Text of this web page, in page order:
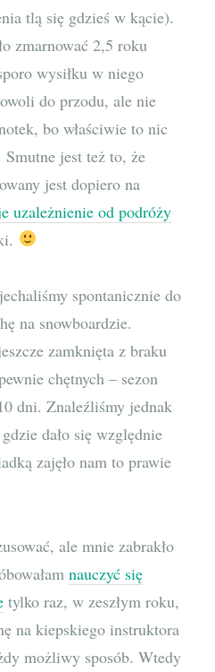
tlą się gdzieś w kącie).
zmarnować 2,5 roku
wysiłku w niego
do przodu, ale nie
bo właściwie to nic
Smutne jest też to, że
jest dopiero na
uzależnienie od podróży
spontanicznie do
na snowboardzie.
zamknięta z braku
chętnych – sezon
dni. Znaleźliśmy jednak
dało się względnie
zajęło nam to prawie
ale mnie zabrakło
nauczyć się
tylko raz, w zeszłym roku,
na kiepskiego instruktora
możliwy sposób. Wtedy